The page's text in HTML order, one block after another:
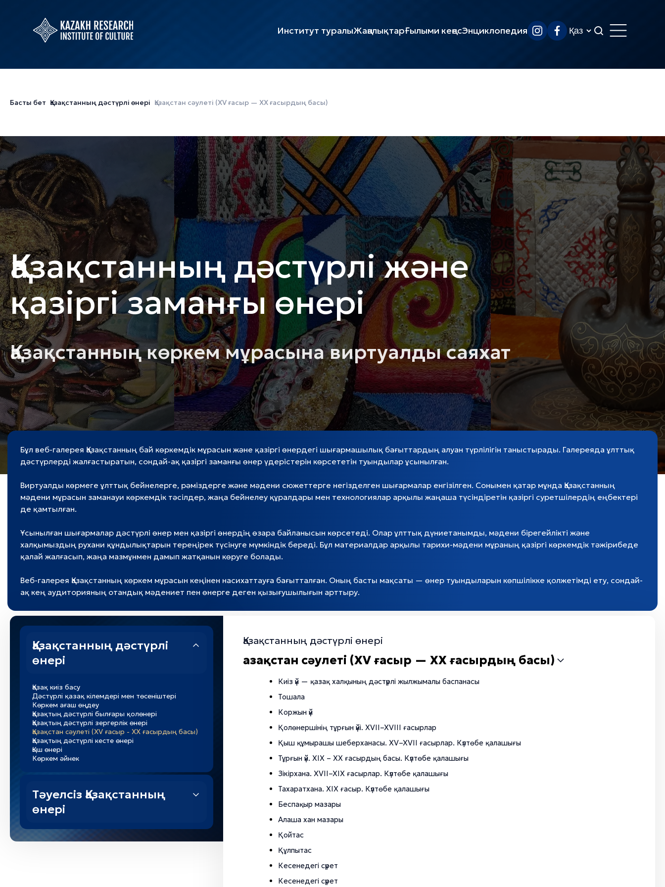
Институт туралыЖаңалықтарҒылыми кеңесЭнциклопедия
Басты бет Қазақстанның дәстүрлі өнері Қазақстан сәулеті (XV ғасыр — XX ғасырдың басы)
Қазақстанның дәстүрлі және
қазіргі заманғы өнері
Қазақстанның көркем мұрасына виртуалды саяхат
Бұл веб-галерея Қазақстанның бай көркемдік мұрасын және қазіргі өнердегі шығармашылық бағыттардың алуан түрлілігін таныстырады. Галереяда ұлттық
дәстүрлерді жалғастыратын, сондай-ақ қазіргі заманғы өнер үдерістерін көрсететін туындылар ұсынылған.
Виртуалды көрмеге ұлттық бейнелерге, рәміздерге және мәдени сюжеттерге негізделген шығармалар енгізілген. Сонымен қатар мұнда Қазақстанның
мәдени мұрасын заманауи көркемдік тәсілдер, жаңа бейнелеу құралдары мен технологиялар арқылы жаңаша түсіндіретін қазіргі суретшілердің еңбектері
де қамтылған.
Ұсынылған шығармалар дәстүрлі өнер мен қазіргі өнердің өзара байланысын көрсетеді. Олар ұлттық дүниетанымды, мәдени бірегейлікті және
халқымыздың рухани құндылықтарын тереңірек түсінуге мүмкіндік береді. Бұл материалдар арқылы тарихи-мәдени мұраның қазіргі көркемдік тәжірибеде
қалай жалғасып, жаңа мазмұнмен дамып жатқанын көруге болады.
Веб-галерея Қазақстанның көркем мұрасын кеңінен насихаттауға бағытталған. Оның басты мақсаты — өнер туындыларын көпшілікке қолжетімді ету, сондай-
ақ кең аудиторияның отандық мәдениет пен өнерге деген қызығушылығын арттыру.
Қазақстанның дәстүрлі
өнері
Қазақ киіз басу
Дәстүрлі қазақ кілемдері мен төсеніштері
Көркем ағаш өңдеу
Қазақтың дәстүрлі былғары қолөнері
Қазақтың дәстүрлі зергерлік өнері
Қазақстан сәулеті (XV ғасыр - XX ғасырдың басы)
Қазақтың дәстүрлі кесте өнері
Қыш өнері
Көркем әйнек
Тәуелсіз Қазақстанның
өнері
Сурет салу
Қазақстанның дәстүрлі өнері
Қазақстан сәулеті (XV ғасыр — XX ғасырдың басы)
Киіз үй — қазақ халқының дәстүрлі жылжымалы баспанасы
Тошала
Коржын үй
Қолөнершінің тұрғын үйі. XVII–XVIII ғасырлар
Қыш құмырашы шеберханасы. XV–XVII ғасырлар. Күлтөбе қалашығы
Тұрғын үй. XIX – XX ғасырдың басы. Күлтөбе қалашығы
Зікірхана. XVII–XIX ғасырлар. Күлтөбе қалашығы
Тахаратхана. XIX ғасыр. Күлтөбе қалашығы
Беспақыр мазары
Алаша хан мазары
Қойтас
Құлпытас
Кесенедегі сүрет
Кесенедегі сүрет